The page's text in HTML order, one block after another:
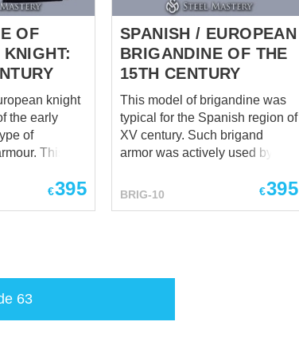
OF
knight
the early
of
This
and pictorial
brigandine
€395
SPANISH / EUROPEAN
BRIGANDINE OF THE
15TH CENTURY
This model of brigandine was
typical for the Spanish region of
XV century. Such brigand
armor was actively used by
soldiers before the full-plate
riders of the war. European
BRIG-10 €395
63